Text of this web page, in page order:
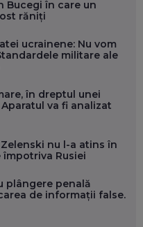
VREI SUCCES ONLINE?
DE LA CLUJ PENTRU
PATRIA BANK: AUTOMATIZĂM
CÂND PICĂ BAZA DE DATE, LA
Bucegi în care un
răniți
ucrainene: Nu vom
militare ale
în dreptul unei
va fi analizat
nu l-a atins în
Rusiei
plângere penală
de informații false.